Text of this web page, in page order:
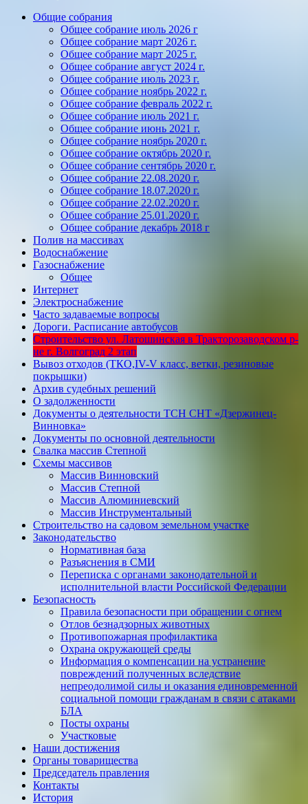
Общие собрания
Общее собрание июль 2026 г
Общее собрание март 2026 г.
Общее собрание март 2025 г.
Общее собрание август 2024 г.
Общее собрание июль 2023 г.
Общее собрание ноябрь 2022 г.
Общее собрание февраль 2022 г.
Общее собрание июль 2021 г.
Общее собрание июнь 2021 г.
Общее собрание ноябрь 2020 г.
Общее собрание октябрь 2020 г.
Общее собрание сентябрь 2020 г.
Общее собрание 22.08.2020 г.
Общее собрание 18.07.2020 г.
Общее собрание 22.02.2020 г.
Общее собрание 25.01.2020 г.
Общее собрание декабрь 2018 г
Полив на массивах
Водоснабжение
Газоснабжение
Общее
Интернет
Электроснабжение
Часто задаваемые вопросы
Дороги. Расписание автобусов
Строительство ул. Латошинская в Тракторозаводском р-
не г. Волгоград 2 этап
Вывоз отходов (ТКО,IV-V класс, ветки, резиновые
покрышки)
Архив судебных решений
О задолженности
Документы о деятельности ТСН СНТ «Дзержинец-
Винновка»
Документы по основной деятельности
Свалка массив Степной
Схемы массивов
Массив Винновский
Массив Степной
Массив Алюминиевcкий
Массив Инструментальный
Строительство на садовом земельном участке
Законодательство
Нормативная база
Разъяснения в СМИ
Переписка с органами законодательной и
исполнительной власти Российской Федерации
Безопасность
Правила безопасности при обращении с огнем
Отлов безнадзорных животных
Противопожарная профилактика
Охрана окружающей среды
Информация о компенсации на устранение
повреждений полученных вследствие
непреодолимой силы и оказания единовременной
социальной помощи гражданам в связи с атаками
БЛА
Посты охраны
Участковые
Наши достижения
Органы товарищества
Председатель правления
Контакты
История